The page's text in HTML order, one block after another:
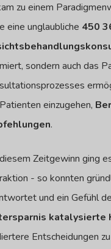
zu einem
eine unglaubliche 450
sondern auch das
einzugehen,
.
Zeitgewinn ging
- so konnten
und ein Gefühl
katalysierte
Entscheidungen